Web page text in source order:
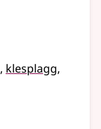
klesplagg